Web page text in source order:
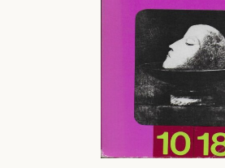
Langues étrangères